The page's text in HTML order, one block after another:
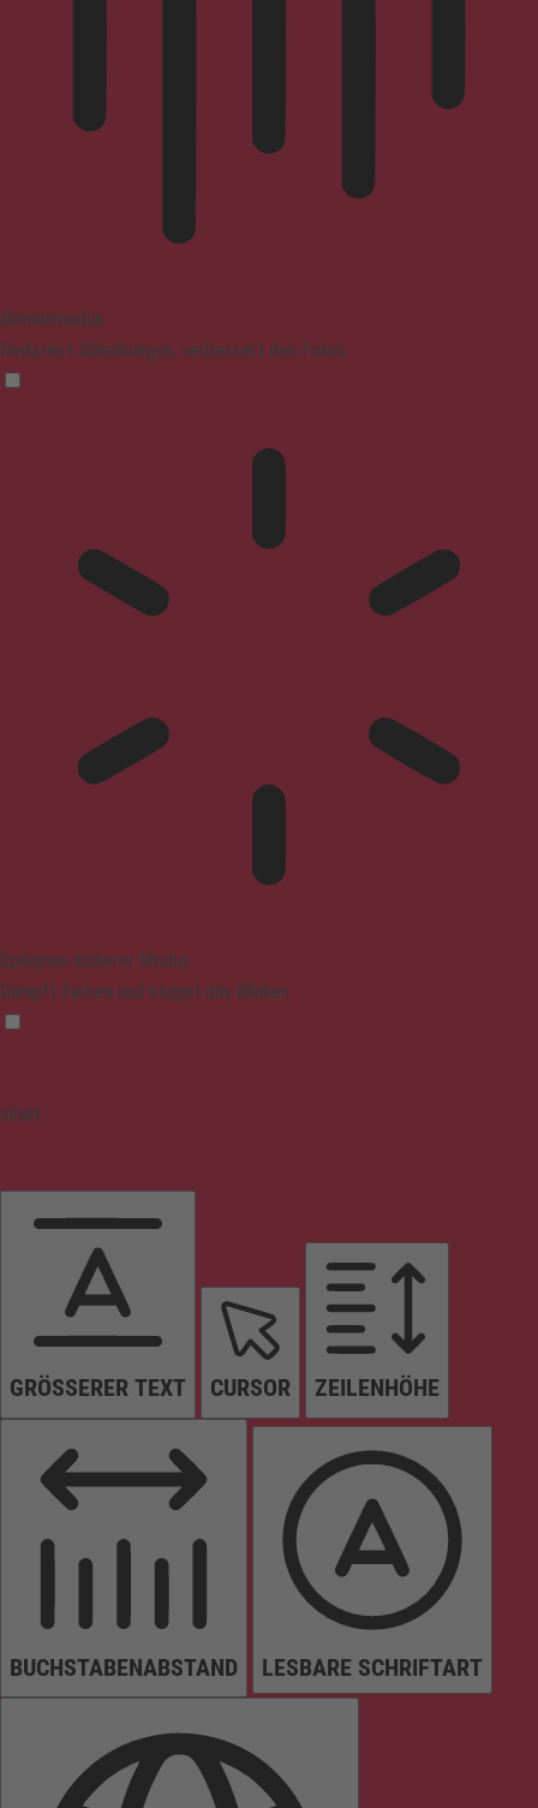
Blindenmodus
Reduziert Ablenkungen, verbessert den Fokus
Epilepsie-sicherer Modus
Dämpft Farben und stoppt das Blinken
Inhalt
GRÖSSERER TEXT CURSOR ZEILENHÖHE
BUCHSTABENABSTAND LESBARE SCHRIFTART